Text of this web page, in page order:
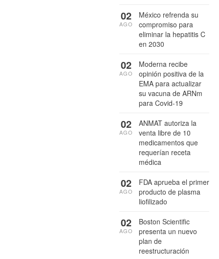
México refrenda su
compromiso para
eliminar la hepatitis C
en 2030
02
AGO
Moderna recibe
opinión positiva de la
EMA para actualizar
su vacuna de ARNm
para Covid-19
02
AGO
ANMAT autoriza la
venta libre de 10
medicamentos que
requerían receta
médica
02
AGO
FDA aprueba el primer
producto de plasma
liofilizado
02
AGO
Boston Scientific
presenta un nuevo
plan de
reestructuración
02
AGO